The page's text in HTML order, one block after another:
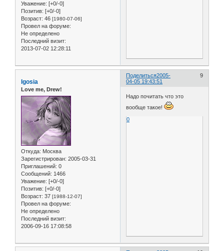
Уважение: [+0/-0]
Позитив: [+0/-0]
Возраст: 46 [1980-07-06]
Провел на форуме:
Не определено
Последний визит:
2013-07-02 12:28:11
Поделиться 9
2005-
04-05 19:43:51
Igosia
Love me, Drew!
Откуда: Москва
Зарегистрирован: 2005-03-31
Приглашений: 0
Сообщений: 1466
Уважение: [+0/-0]
Позитив: [+0/-0]
Возраст: 37 [1988-12-07]
Провел на форуме:
Не определено
Последний визит:
2006-09-16 17:08:58
Надо почитать что это
вообще такое!
0